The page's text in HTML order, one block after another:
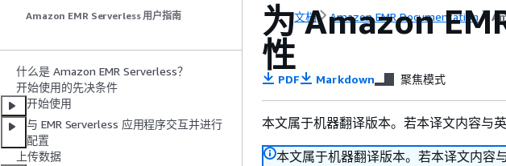
Amazon EMR Serverless 用户指南
什么是 Amazon EMR Serverless？
开始使用的先决条件
开始使用
与 EMR Serverless 应用程序交互并进行
配置
上传数据
文档 Amazon EMR Documentation
为 Amazon
性
PDF Markdown 聚焦模式
本文属于机器翻译版本。若本译文内容与
本文属于机器翻译版本。若本译文内容